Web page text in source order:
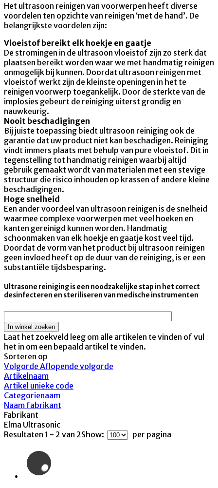
Het ultrasoon reinigen van voorwerpen heeft diverse
voordelen ten opzichte van reinigen ‘met de hand’. De
belangrijkste voordelen zijn:
Vloeistof bereikt elk hoekje en gaatje
De stromingen in de ultrasoon vloeistof zijn zo sterk dat
plaatsen bereikt worden waar we met handmatig reinigen
onmogelijk bij kunnen. Doordat ultrasoon reinigen met
vloeistof werkt zijn de kleinste openingen in het te
reinigen voorwerp toegankelijk. Door de sterkte van de
implosies gebeurt de reiniging uiterst grondig en
nauwkeurig.
Nooit beschadigingen
Bij juiste toepassing biedt ultrasoon reiniging ook de
garantie dat uw product niet kan beschadigen. Reiniging
vindt immers plaats met behulp van pure vloeistof. Dit in
tegenstelling tot handmatig reinigen waarbij altijd
gebruik gemaakt wordt van materialen met een stevige
structuur die risico inhouden op krassen of andere kleine
beschadigingen.
Hoge snelheid
Een ander voordeel van ultrasoon reinigen is de snelheid
waarmee complexe voorwerpen met veel hoeken en
kanten gereinigd kunnen worden. Handmatig
schoonmaken van elk hoekje en gaatje kost veel tijd.
Doordat de vorm van het product bij ultrasoon reinigen
geen invloed heeft op de duur van de reiniging, is er een
substantiële tijdsbesparing.
Ultrasone reiniging is een noodzakelijke stap in het correct
desinfecteren en steriliseren van medische instrumenten
Laat het zoekveld leeg om alle artikelen te vinden of vul
het in om een bepaald artikel te vinden.
Sorteren op
Volgorde Aflopende volgorde
Artikelnaam
Artikel unieke code
Categorienaam
Naam fabrikant
Fabrikant
Elma Ultrasonic
Resultaten 1 - 2 van 2Show: per pagina